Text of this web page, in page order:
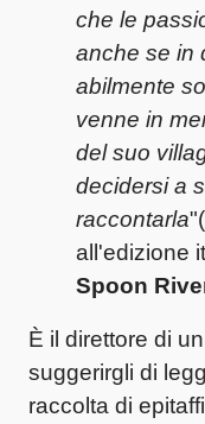
che le
anche se in
abilmente
venne in
del suo
decidersi a
raccontarla
all'edizione
Spoon
È il direttore di
suggerirgli di
raccolta di